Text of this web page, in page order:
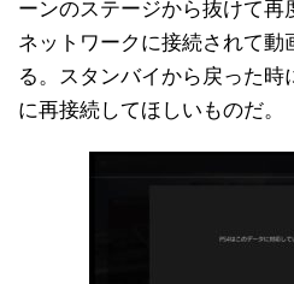
ーンのステージから抜けて再
ネットワークに接続されて動
る。スタンバイから戻った時
に再接続してほしいものだ。